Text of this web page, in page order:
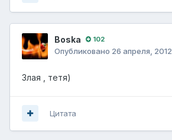
Boska 102
Опубликовано 26 апреля, 2012
Злая , тетя)
Цитата